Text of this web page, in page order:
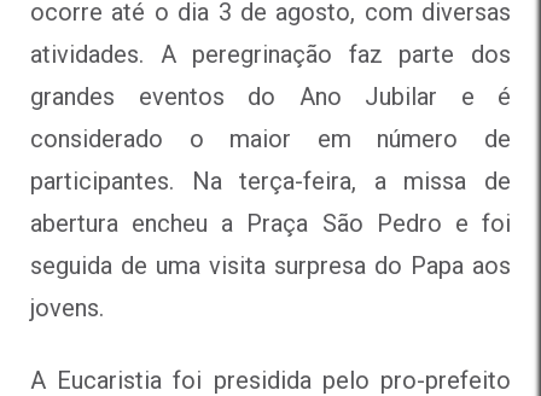
ocorre até o dia 3 de agosto, com diversas
atividades. A peregrinação faz parte dos
grandes eventos do Ano Jubilar e é
considerado o maior em número de
participantes. Na terça-feira, a missa de
abertura encheu a Praça São Pedro e foi
seguida de uma visita surpresa do Papa aos
jovens.
A Eucaristia foi presidida pelo pro-prefeito